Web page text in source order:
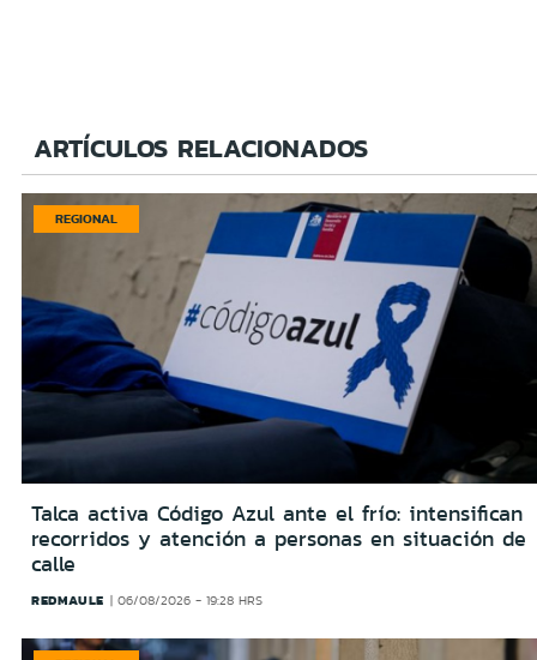
ARTÍCULOS RELACIONADOS
REGIONAL
Talca activa Código Azul ante el frío: intensifican
recorridos y atención a personas en situación de
calle
REDMAULE 06/08/2026 - 19:28 HRS